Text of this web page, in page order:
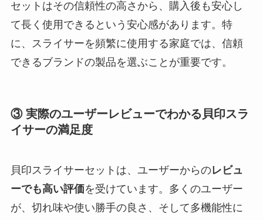
セットはその信頼性の高さから、購入後も安心し
て長く使用できるという安心感があります。特
に、スライサーを頻繁に使用する家庭では、信頼
できるブランドの製品を選ぶことが重要です。
③ 実際のユーザーレビューでわかる貝印スラ
イサーの満足度
貝印スライサーセットは、ユーザーからのレビュ
ーでも高い評価を受けています。多くのユーザー
が、切れ味や使い勝手の良さ、そして多機能性に